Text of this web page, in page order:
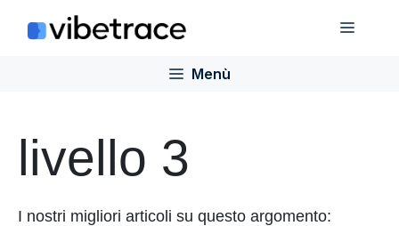
Menù
Menù
livello 3
I nostri migliori articoli su questo argomento: